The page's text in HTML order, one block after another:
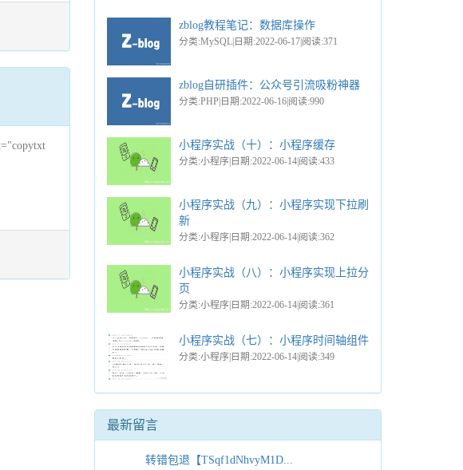
zblog教程笔记：数据库操作
分类:MySQL|日期:2022-06-17|阅读:371
zblog自研插件：公众号引流吸粉神器
分类:PHP|日期:2022-06-16|阅读:990
小程序实战（十）：小程序缓存
分类:小程序|日期:2022-06-14|阅读:433
小程序实战（九）：小程序实现下拉刷
新
分类:小程序|日期:2022-06-14|阅读:362
小程序实战（八）：小程序实现上拉分
页
分类:小程序|日期:2022-06-14|阅读:361
小程序实战（七）：小程序时间轴组件
分类:小程序|日期:2022-06-14|阅读:349
最新留言
转错包退【TSqf1dNhvyM1D...